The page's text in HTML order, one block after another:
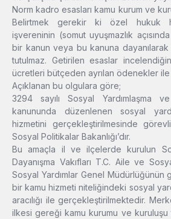
Norm kadro esasları kamu kurum ve
Belirtmek gerekir ki özel hukuk
işvereninin (somut uyuşmazlık
bir kanun veya bu kanuna dayanılarak
tutulmaz. Getirilen esaslar
ücretleri bütçeden ayrılan ödenekler
Açıklanan bu olgulara göre;
3294 sayılı Sosyal Yardımlaşma
kanununda düzenlenen sosyal
hizmetini gerçekleştirilmesinde
Sosyal Politikalar Bakanlığı’dır.
Bu amaçla il ve ilçelerde kurulun
Dayanışma Vakıfları T.C. Aile ve
Sosyal Yardımlar Genel Müdürlüğünün
bir kamu hizmeti niteliğindeki sosyal
aracılığı ile gerçekleştirilmektedir.
ilkesi gereği kamu kurumu ve kuruluşu